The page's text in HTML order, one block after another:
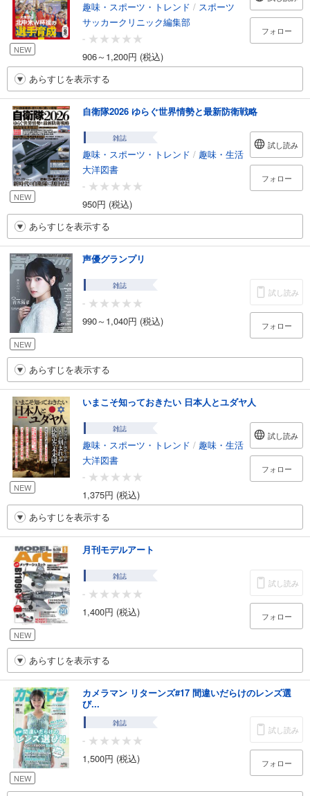
NEW
趣味・スポーツ・トレンド / スポーツ
サッカークリニック編集部
-
906～1,200円 (税込)
フォロー
あらすじを表示する
NEW
自衛隊2026 ゆらぐ世界情勢と最新防衛戦略
雑誌
趣味・スポーツ・トレンド / 趣味・生活
大洋図書
-
950円 (税込)
試し読み
フォロー
あらすじを表示する
NEW
声優グランプリ
雑誌
-
990～1,040円 (税込)
試し読み
フォロー
あらすじを表示する
NEW
いまこそ知っておきたい 日本人とユダヤ人
雑誌
趣味・スポーツ・トレンド / 趣味・生活
大洋図書
-
1,375円 (税込)
試し読み
フォロー
あらすじを表示する
NEW
月刊モデルアート
雑誌
-
1,400円 (税込)
試し読み
フォロー
あらすじを表示する
NEW
カメラマン リターンズ#17 間違いだらけのレンズ選
び...
雑誌
-
1,500円 (税込)
試し読み
フォロー